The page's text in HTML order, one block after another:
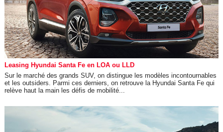
Leasing Hyundai Santa Fe en LOA ou LLD
Sur le marché des grands SUV, on distingue les modèles incontournables
et les outsiders. Parmi ces derniers, on retrouve la Hyundai Santa Fe qui
relève haut la main les défis de mobilité...